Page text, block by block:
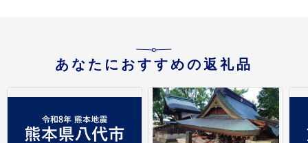
あなたにおすすめの返礼品